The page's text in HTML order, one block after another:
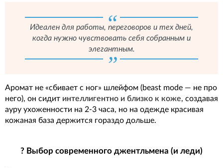
Идеален для работы, переговоров и тех дней,
когда нужно чувствовать себя собранным и
элегантным.
Аромат не «сбивает с ног» шлейфом (beast mode — не про
него), он сидит интеллигентно и близко к коже, создавая
ауру ухоженности на 2-3 часа, но на одежде красивая
кожаная база держится гораздо дольше.
? Выбор современного джентльмена (и леди)